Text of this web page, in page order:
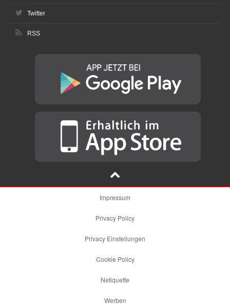
Twitter
RSS
Impressum
Privacy Policy
Privacy Einstellungen
Cookie Policy
Netiquette
Werben